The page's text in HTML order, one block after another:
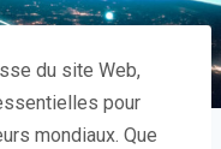
du site Web,
pour
mondiaux. Que